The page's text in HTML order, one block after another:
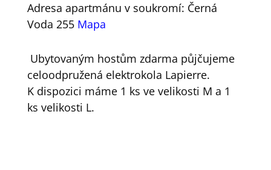
Adresa apartmánu v soukromí: Černá
Voda 255 Mapa
Ubytovaným hostům zdarma půjčujeme
celoodpružená elektrokola Lapierre.
K dispozici máme 1 ks ve velikosti M a 1
ks velikosti L.